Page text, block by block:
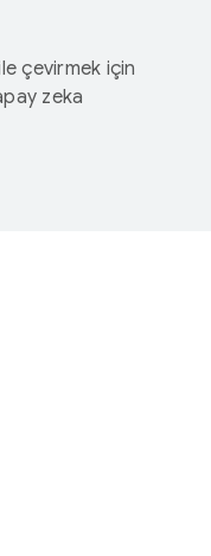
çevirmek için
zeka